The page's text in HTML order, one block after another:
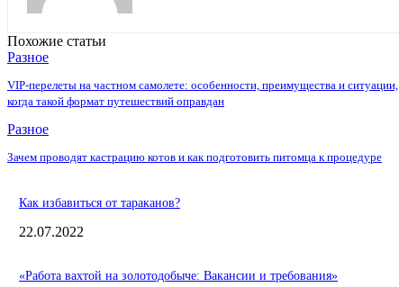
Похожие статьи
Разное
VIP-перелеты на частном самолете: особенности, преимущества и ситуации,
когда такой формат путешествий оправдан
Разное
Зачем проводят кастрацию котов и как подготовить питомца к процедуре
Как избавиться от тараканов?
22.07.2022
«Работа вахтой на золотодобыче: Вакансии и требования»